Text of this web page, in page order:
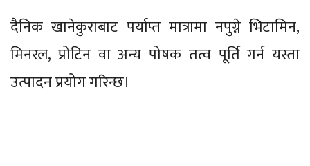
दैनिक खानेकुराबाट पर्याप्त मात्रामा नपुग्ने भिटामिन,
मिनरल, प्रोटिन वा अन्य पोषक तत्व पूर्ति गर्न यस्ता
उत्पादन प्रयोग गरिन्छ।